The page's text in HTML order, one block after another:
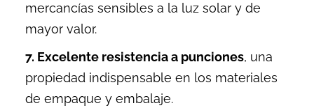
mercancías sensibles a la luz solar y de
mayor valor.
7. Excelente resistencia a punciones, una
propiedad indispensable en los materiales
de empaque y embalaje.